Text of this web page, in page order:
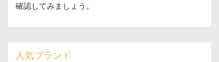
確認してみましょう。
人気ブランド